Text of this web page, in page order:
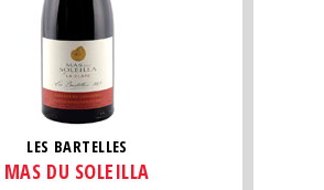
LES BARTELLES
MAS DU SOLEILLA